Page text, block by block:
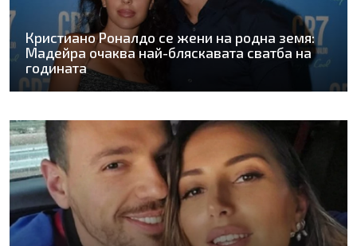
Кристиано Роналдо се жени на родна земя:
Мадейра очаква най-бляскавата сватба на
годината